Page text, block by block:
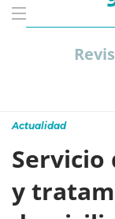
Actualidad
Servicio
y